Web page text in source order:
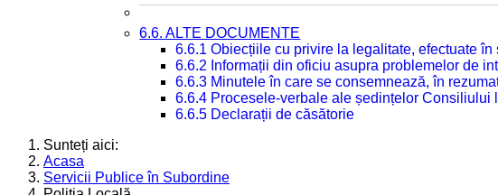
6.6. ALTE DOCUMENTE
6.6.1 Obiecțiile cu privire la legalitate, efectuate
6.6.2 Informații din oficiu asupra problemelor de
6.6.3 Minutele în care se consemnează, în
6.6.4 Procesele-verbale ale ședințelor Consiliului
6.6.5 Declarații de căsătorie
Sunteți aici:
Acasa
Servicii Publice în Subordine